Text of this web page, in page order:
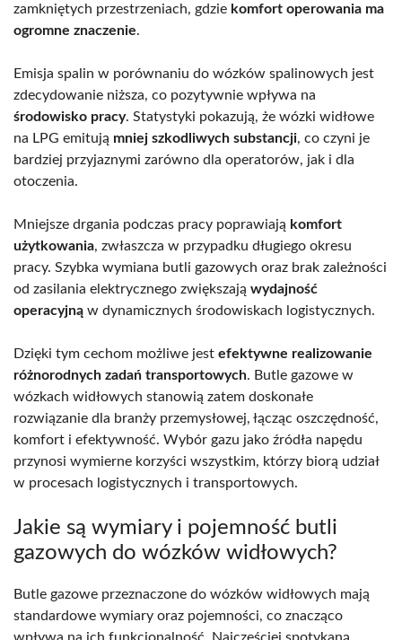
zamkniętych przestrzeniach, gdzie komfort operowania ma
ogromne znaczenie.
Emisja spalin w porównaniu do wózków spalinowych jest
zdecydowanie niższa, co pozytywnie wpływa na
środowisko pracy. Statystyki pokazują, że wózki widłowe
na LPG emitują mniej szkodliwych substancji, co czyni je
bardziej przyjaznymi zarówno dla operatorów, jak i dla
otoczenia.
Mniejsze drgania podczas pracy poprawiają komfort
użytkowania, zwłaszcza w przypadku długiego okresu
pracy. Szybka wymiana butli gazowych oraz brak zależności
od zasilania elektrycznego zwiększają wydajność
operacyjną w dynamicznych środowiskach logistycznych.
Dzięki tym cechom możliwe jest efektywne realizowanie
różnorodnych zadań transportowych. Butle gazowe w
wózkach widłowych stanowią zatem doskonałe
rozwiązanie dla branży przemysłowej, łącząc oszczędność,
komfort i efektywność. Wybór gazu jako źródła napędu
przynosi wymierne korzyści wszystkim, którzy biorą udział
w procesach logistycznych i transportowych.
Jakie są wymiary i pojemność butli
gazowych do wózków widłowych?
Butle gazowe przeznaczone do wózków widłowych mają
standardowe wymiary oraz pojemności, co znacząco